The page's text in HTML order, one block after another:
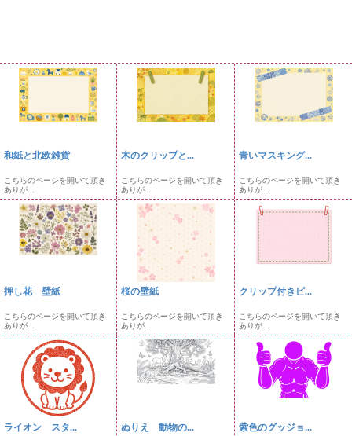
和紙と北欧雑貨
こちらのページを開いて頂き
ありが...
木のクリップと...
こちらのページを開いて頂き
ありが...
青いマスキング...
こちらのページを開いて頂き
ありが...
押し花 壁紙
こちらのページを開いて頂き
ありが...
桜の壁紙
こちらのページを開いて頂き
ありが...
クリップ付きピ...
こちらのページを開いて頂き
ありが...
ライオン スタ... ぬりえ 動物の... 紫色のグッジョ...